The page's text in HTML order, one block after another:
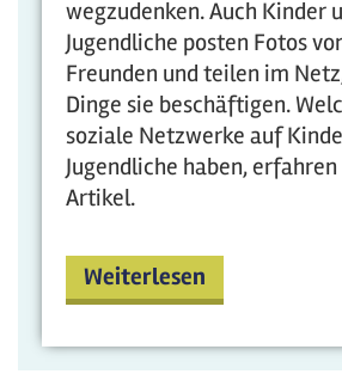
wegzudenken. Auch Kinder
Jugendliche posten Fotos
Freunden und teilen im
Dinge sie beschäftigen.
soziale Netzwerke auf
Jugendliche haben,
Artikel.
Weiterlesen